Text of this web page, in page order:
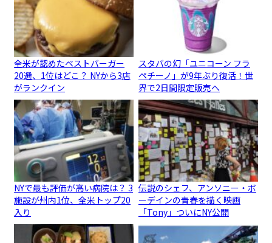
全米が認めたベストバーガー
20選、1位はどこ？ NYから3店
がランクイン
スタバの幻「ユニコーン フラ
ペチーノ」が9年ぶり復活！世
界で2日間限定販売へ
NYで最も評価が高い病院は？ 3
施設が州内1位、全米トップ20
入り
伝説のシェフ、アンソニー・ボ
ーデインの青春を描く映画
「Tony」ついにNY公開